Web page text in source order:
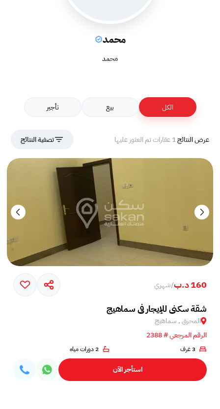
محمد
محمد
الكل بيع تأجير
عرض النتائج1 عقارات تم العثور عليها تصفية النتائج
160 د.ب /شهري
شقة سكني للإيجار في سماهيج
المحرق , سماهيج
الرقم المرجعي # 2388
3 غرف 2 دورات مياه
استأجر الآن